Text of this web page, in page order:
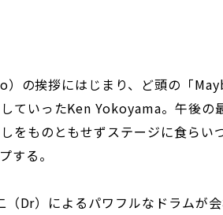
）の挨拶にはじまり、ど頭の「
ていったKen Yokoyama。午後の
をものともせずステージに食らい
する。
（Dr）によるパワフルなドラムが